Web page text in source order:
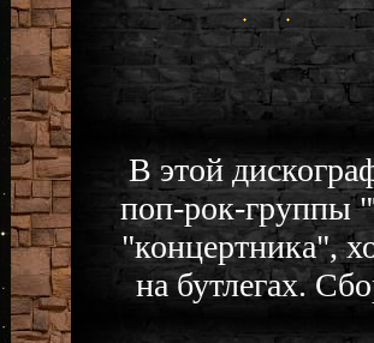
В этой
поп-рок-группы "
"концертника",
на бутлегах.